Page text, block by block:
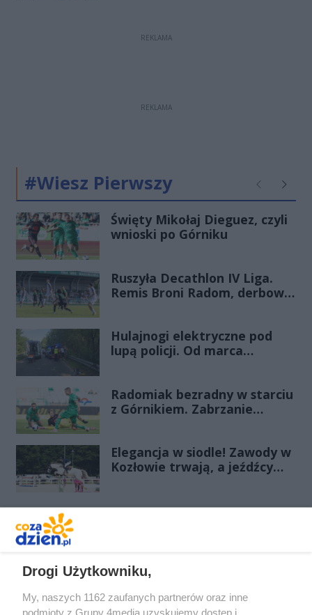
REKLAMA
REKLAMA
#Wiesz Pierwszy Poprzednie
Święty Mikołaj Dieguez, czyli
wnioski po Górniku
Ruszyła Decathlon IV Liga.
Remis Broni Radom, derbowa
Hulajnogi elektryczne pod
lupą policji. Od marca
Radomiak bezradny w starciu
z Górnikiem. Zabrzanie
Elegancja w siodle! Zawody w
Kozłowie trwają, a jeźdźcy
Drogi Użytkowniku,
My, naszych 1162 zaufanych partnerów oraz inne
podmioty z Grupy 4media uzyskujemy dostęp i